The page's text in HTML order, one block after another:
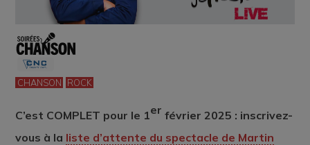
CHANSON ROCK
C’est COMPLET pour le 1er février 2025 : inscrivez-
vous à la liste d’attente du spectacle de Martin